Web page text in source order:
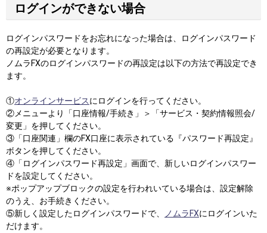
ログインができない場合
ログインパスワードをお忘れになった場合は、ログインパスワード
の再設定が必要となります。
ノムラFXのログインパスワードの再設定は以下の方法で再設定でき
ます。
①オンラインサービスにログインを行ってください。
②メニューより「口座情報/手続き」＞「サービス・契約情報照会/
変更」を押してください。
③「口座関連」欄のFX口座に表示されている『パスワード再設定』
ボタンを押してください。
④「ログインパスワード再設定」画面で、新しいログインパスワー
ドを設定してください。
※ポップアップブロックの設定を行われいている場合は、設定解除
のうえ、お手続きください。
⑤新しく設定したログインパスワードで、
ノムラFXにログインいた
だけます。